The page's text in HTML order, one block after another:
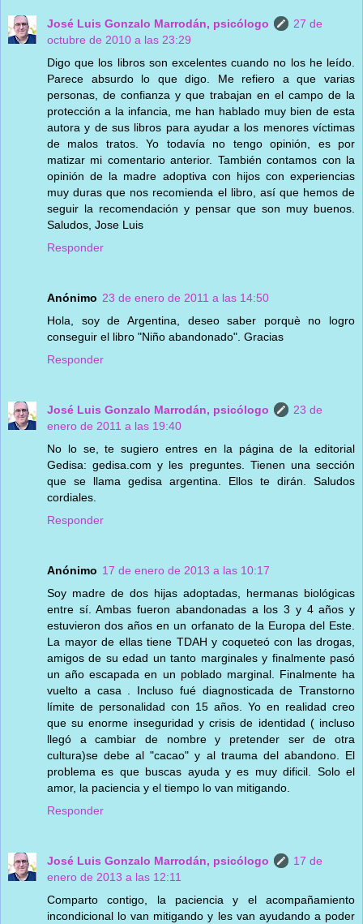
José Luis Gonzalo Marrodán, psicólogo
27 de
octubre de 2010 a las 23:29
Digo que los libros son excelentes cuando no los he leído.
Parece absurdo lo que digo. Me refiero a que varias
personas, de confianza y que trabajan en el campo de la
protección a la infancia, me han hablado muy bien de esta
autora y de sus libros para ayudar a los menores víctimas
de malos tratos. Yo todavía no tengo opinión, es por
matizar mi comentario anterior. También contamos con la
opinión de la madre adoptiva con hijos con experiencias
muy duras que nos recomienda el libro, así que hemos de
seguir la recomendación y pensar que son muy buenos.
Saludos, Jose Luis
Responder
Anónimo 23 de enero de 2011 a las 14:50
Hola, soy de Argentina, deseo saber porquè no logro
conseguir el libro "Niño abandonado". Gracias
Responder
José Luis Gonzalo Marrodán, psicólogo
23 de
enero de 2011 a las 19:40
No lo se, te sugiero entres en la página de la editorial
Gedisa: gedisa.com y les preguntes. Tienen una sección
que se llama gedisa argentina. Ellos te dirán. Saludos
cordiales.
Responder
Anónimo 17 de enero de 2013 a las 10:17
Soy madre de dos hijas adoptadas, hermanas biológicas
entre sí. Ambas fueron abandonadas a los 3 y 4 años y
estuvieron dos años en un orfanato de la Europa del Este.
La mayor de ellas tiene TDAH y coqueteó con las drogas,
amigos de su edad un tanto marginales y finalmente pasó
un año escapada en un poblado marginal. Finalmente ha
vuelto a casa . Incluso fué diagnosticada de Transtorno
límite de personalidad con 15 años. Yo en realidad creo
que su enorme inseguridad y crisis de identidad ( incluso
llegó a cambiar de nombre y pretender ser de otra
cultura)se debe al "cacao" y al trauma del abandono. El
problema es que buscas ayuda y es muy dificil. Solo el
amor, la paciencia y el tiempo lo van mitigando.
Responder
José Luis Gonzalo Marrodán, psicólogo
17 de
enero de 2013 a las 12:11
Comparto contigo, la paciencia y el acompañamiento
incondicional lo van mitigando y les van ayudando a poder